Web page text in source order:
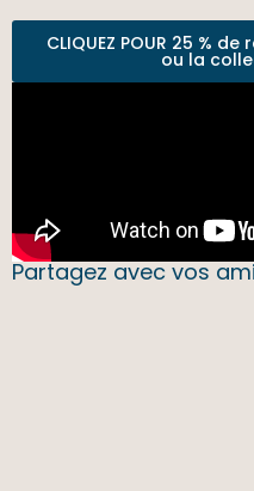
CLIQUEZ POUR 25 %
ou la
Partagez avec vos